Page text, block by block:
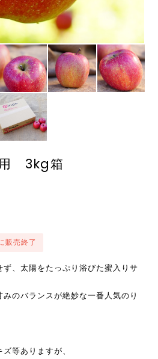
3kg箱
販売終了
、太陽をたっぷり浴びた蜜入りサ
のバランスが絶妙な一番人気のり
等ありますが、